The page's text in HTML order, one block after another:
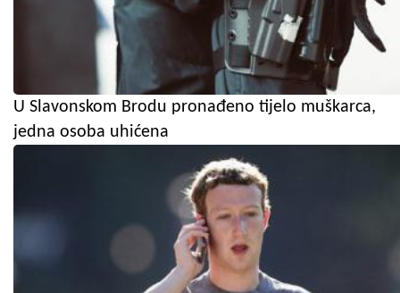
U Slavonskom Brodu pronađeno tijelo muškarca,
jedna osoba uhićena